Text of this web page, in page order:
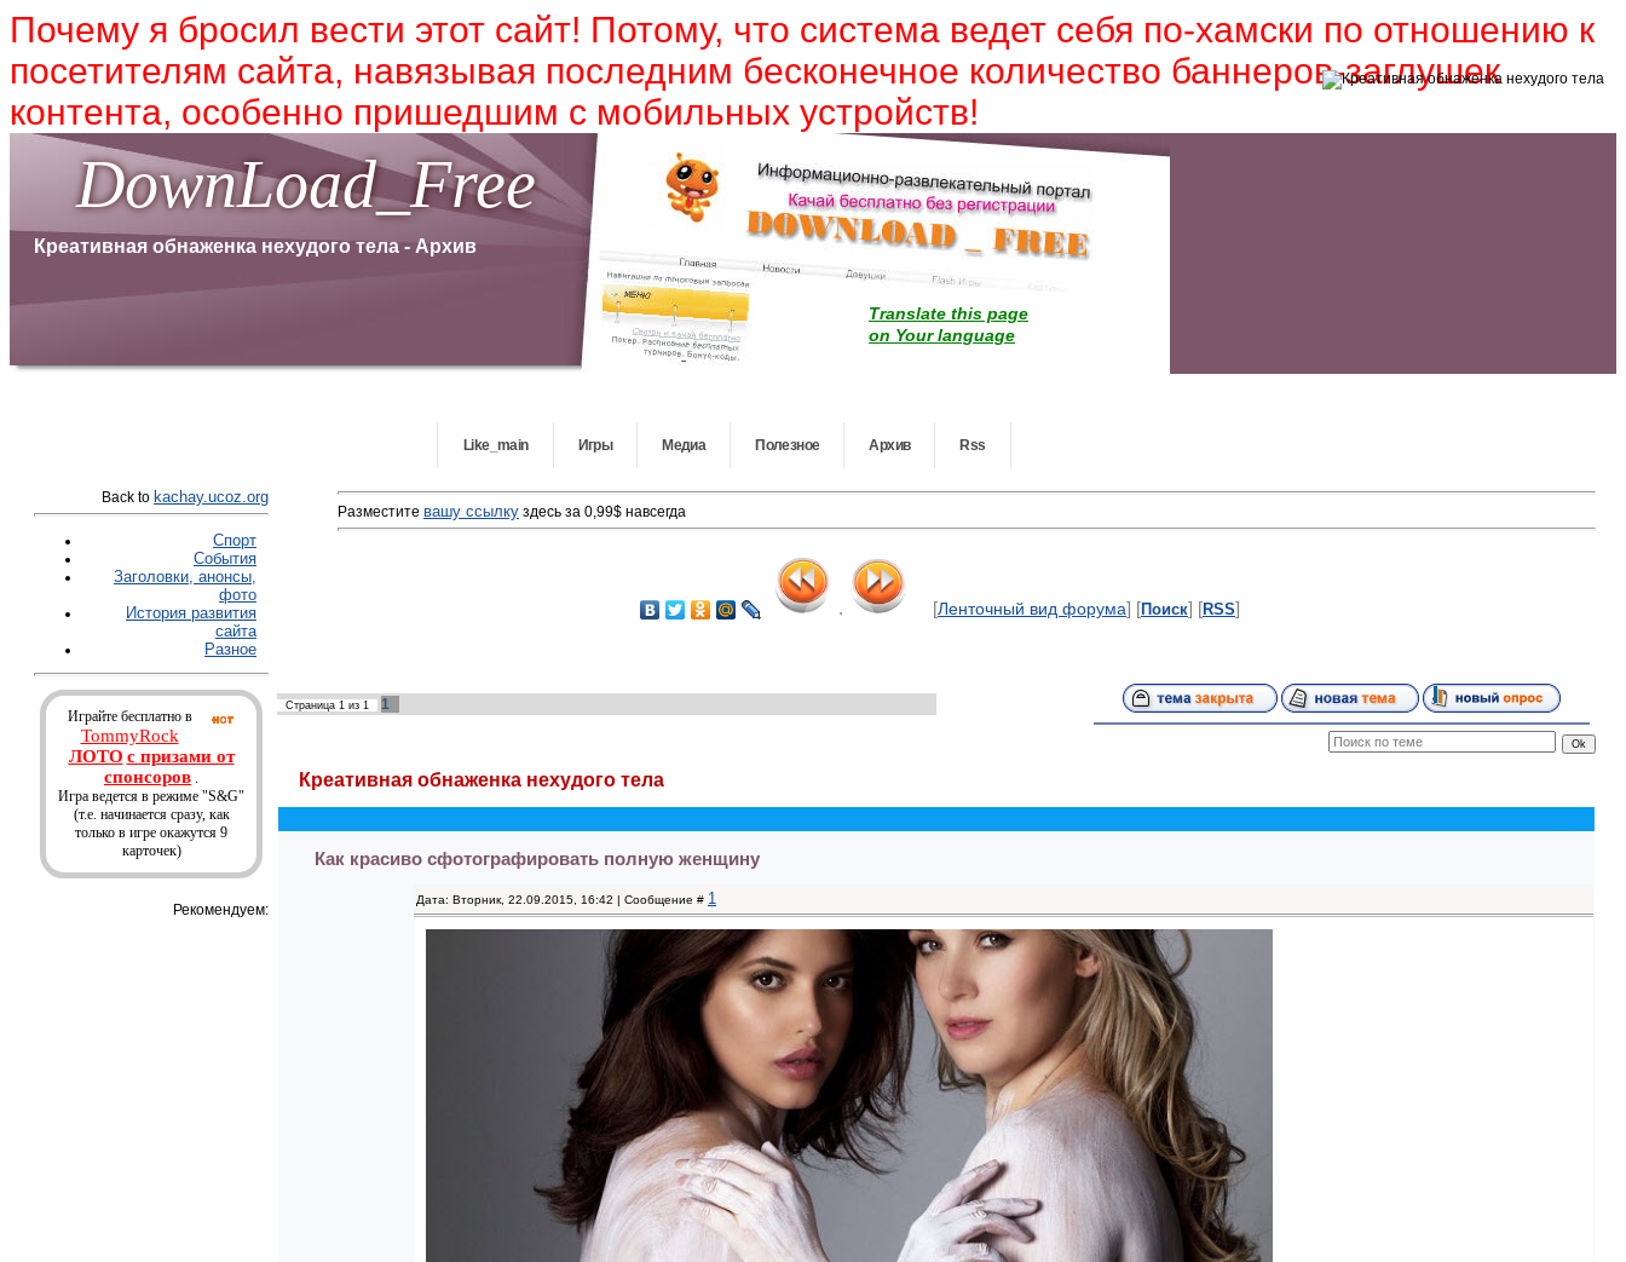
Почему я бросил вести этот сайт! Потому, что система ведет себя по-хамски по отношению к
посетителям сайта, навязывая последним бесконечное количество баннеров-заглушек
контента, особенно пришедшим с мобильных устройств!
DownLoad_Free
Креативная обнаженка нехудого тела - Архив
Translate this page
on Your language
Like_main Игры Медиа Полезное Архив Rss
Back to kachay.ucoz.org
Спорт
События
Заголовки, анонсы,
фото
История развития
сайта
Разное
Играйте бесплатно в
TommyRock
ЛОТО с призами от
спонсоров .
Игра ведется в режиме "S&G"
(т.е. начинается сразу, как
только в игре окажутся 9
карточек)
Рекомендуем:
Разместите вашу ссылку здесь за 0,99$ навсегда
. [Ленточный вид форума] [Поиск] [RSS]
Страница 1 из 1 1
Креативная обнаженка нехудого тела
Как красиво сфотографировать полную женщину
Дата: Вторник, 22.09.2015, 16:42 | Сообщение # 1